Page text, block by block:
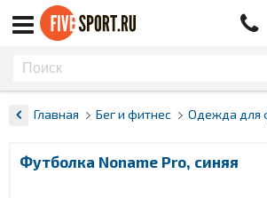
Главная Бег и фитнес Одежда для
Футболка Noname Pro, синяя